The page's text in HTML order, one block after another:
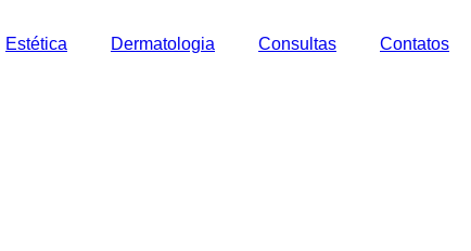
Estética Dermatologia Consultas Contatos